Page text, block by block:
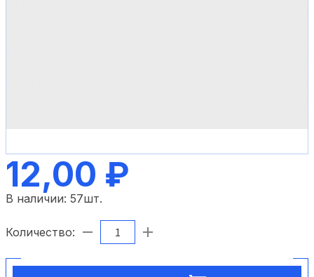
12,00 ₽
В наличии: 57шт.
Количество: